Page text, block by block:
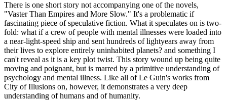
There is one short story not accompanying one of the novels,
"Vaster Than Empires and More Slow." It's a problematic if
fascinating piece of speculative fiction. What it speculates on is two-
fold: what if a crew of people with mental illnesses were loaded into
a near-light-speed ship and sent hundreds of lightyears away from
their lives to explore entirely uninhabited planets? and something I
can't reveal as it is a key plot twist. This story wound up being quite
moving and poignant, but is marred by a primitive understanding of
psychology and mental illness. Like all of Le Guin's works from
City of Illusions on, however, it demonstrates a very deep
understanding of humans and of humanity.